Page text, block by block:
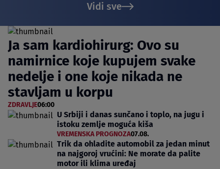
Vidi sve
Ja sam kardiohirurg: Ovo su
namirnice koje kupujem svake
nedelje i one koje nikada ne
stavljam u korpu
ZDRAVLJE06:00
U Srbiji i danas sunčano i toplo, na jugu i
istoku zemlje moguća kiša
VREMENSKA PROGNOZA07.08.
Trik da ohladite automobil za jedan minut
na najgoroj vrućini: Ne morate da palite
motor ili klima uređaj